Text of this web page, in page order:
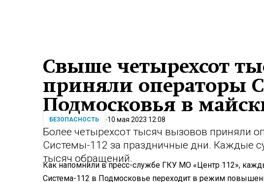
Свыше четырехсот
приняли операторы
Подмосковья в
БЕЗОПАСНОСТЬ 10 мая 2023 12:08
Более четырехсот тысяч вызовов приняли
Системы-112 за праздничные дни. Каждые
тысяч обращений.
Как напомнили в пресс-службе ГКУ МО «Центр 112»,
Система-112 в Подмосковье переходит в режим